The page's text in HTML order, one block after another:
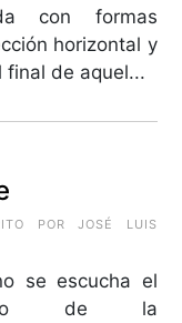
con formas
horizontal y
final de aquel...
POR JOSÉ LUIS
se escucha el
de la